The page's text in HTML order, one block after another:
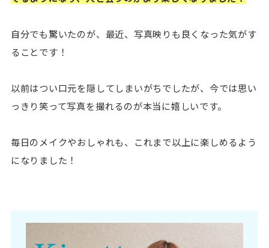
自分でも驚いたのが、最近、写真映りも良くなった気がす
ることです！
以前はつい口元を隠してしまいがちでしたが、今では思い
っきり笑って写真を撮れるのが本当に嬉しいです。
毎日のメイクやおしゃれも、これまで以上に楽しめるよう
になりました！